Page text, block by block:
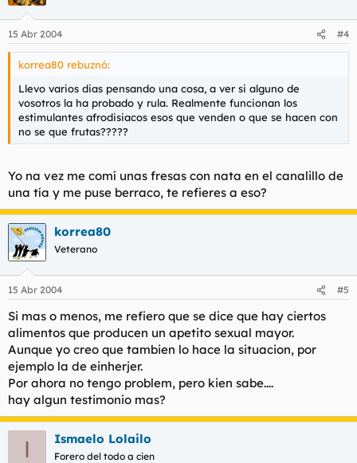
15 Abr 2004 #4
korrea80 rebuznó:
Llevo varios dias pensando una cosa, a ver si alguno de
vosotros la ha probado y rula. Realmente funcionan los
estimulantes afrodisiacos esos que venden o que se hacen con
no se que frutas?????
Yo na vez me comí unas fresas con nata en el canalillo de
una tía y me puse berraco, te refieres a eso?
korrea80
Veterano
15 Abr 2004 #5
Si mas o menos, me refiero que se dice que hay ciertos
alimentos que producen un apetito sexual mayor.
Aunque yo creo que tambien lo hace la situacion, por
ejemplo la de einherjer.
Por ahora no tengo problem, pero kien sabe....
hay algun testimonio mas?
I Ismaelo Lolailo
Forero del todo a cien